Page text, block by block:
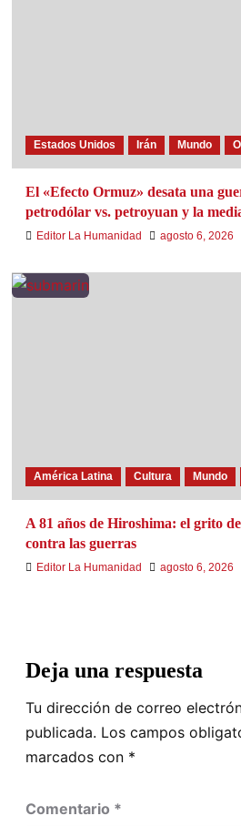
Estados Unidos Irán Mundo
El «Efecto Ormuz» desata una
petrodólar vs. petroyuan y la
Editor La Humanidad agosto 6, 2026
América Latina Cultura Mundo
A 81 años de Hiroshima: el grito
contra las guerras
Editor La Humanidad agosto 6, 2026
Deja una respuesta
Tu dirección de correo
publicada. Los campos
marcados con *
Comentario *